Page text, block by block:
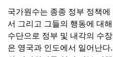
국가원수는 종종 정부 정책
서 그리고 그들의 행동에 대
수단으로 정부 및 내각의 수
은 영국과 인도에서 일어난다.